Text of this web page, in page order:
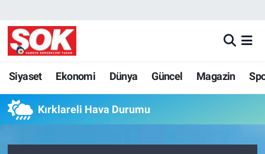
Siyaset Ekonomi Dünya Güncel Magazin
Kırklareli Hava Durumu
GÜNDEM
DÜNYA
SPOR
Nöbetçi Eczaneler
Hava Durumu
İstanbul Namaz Vakitleri